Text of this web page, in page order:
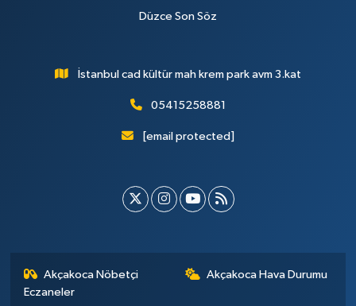
Düzce Son Söz
İstanbul cad kültür mah krem park avm 3.kat
05415258881
[email protected]
Akçakoca Nöbetçi
Eczaneler
Akçakoca Hava Durumu